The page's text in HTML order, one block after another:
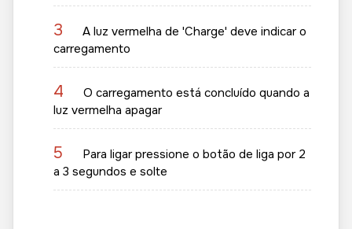
3
A luz vermelha de 'Charge' deve indicar o
carregamento
4
O carregamento está concluído quando a
luz vermelha apagar
5
Para ligar pressione o botão de liga por 2
a 3 segundos e solte